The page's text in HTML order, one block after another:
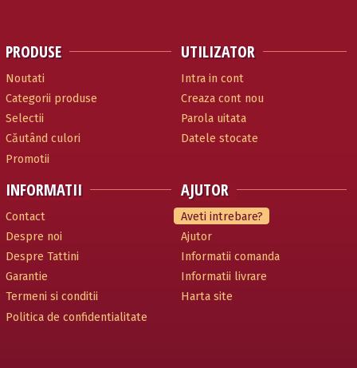
PRODUSE
Noutati
Categorii produse
Selectii
Căutând culori
Promotii
INFORMATII
Contact
Despre noi
Despre Tattini
Garantie
Termeni si conditii
Politica de confidentialitate
UTILIZATOR
Intra in cont
Creaza cont nou
Parola uitata
Datele stocate
AJUTOR
Aveti intrebare?
Ajutor
Informatii comanda
Informatii livrare
Harta site